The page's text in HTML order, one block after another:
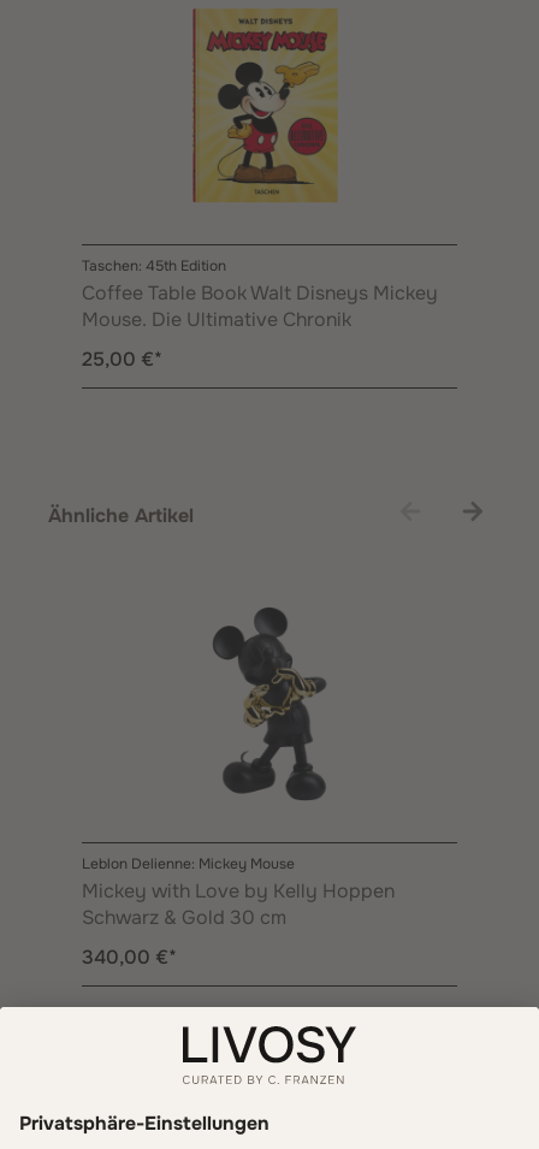
Taschen: 45th Edition
Coffee Table Book Walt Disneys Mickey
Mouse. Die Ultimative Chronik
25,00 €*
Ähnliche Artikel
Leblon Delienne: Mickey Mouse
Mickey with Love by Kelly Hoppen
Schwarz & Gold 30 cm
340,00 €*
Zahlung & Versand
LIVOSY